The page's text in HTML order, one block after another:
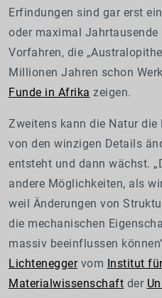
Erfindungen sind gar erst
oder maximal
Vorfahren, die
Millionen Jahren schon
Funde in Afrika zeigen.
Zweitens kann die Natur die
von den winzigen Details
entsteht und dann wächst.
andere Möglichkeiten, als
weil Änderungen von
die mechanischen
massiv beeinflussen
Lichteneggervom Institut
Materialwissenschaft der